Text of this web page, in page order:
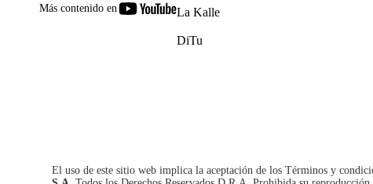
Más contenido en
youtube-
La Kalle
DiTu
El uso de este sitio web implica la aceptación de los Términos y